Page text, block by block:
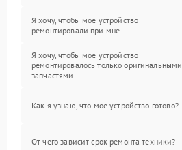
Я хочу, чтобы мое устройство
ремонтировали при мне.
Я хочу, чтобы мое устройство
ремонтировалось только оригинальными
запчастями.
Как я узнаю, что мое устройство готово?
От чего зависит срок ремонта техники?